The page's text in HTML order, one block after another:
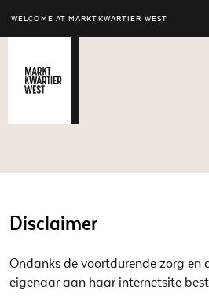
WELCOME AT MARKTKWARTIER WEST
Disclaimer
Ondanks de voortdurende zorg en
eigenaar aan haar internetsite